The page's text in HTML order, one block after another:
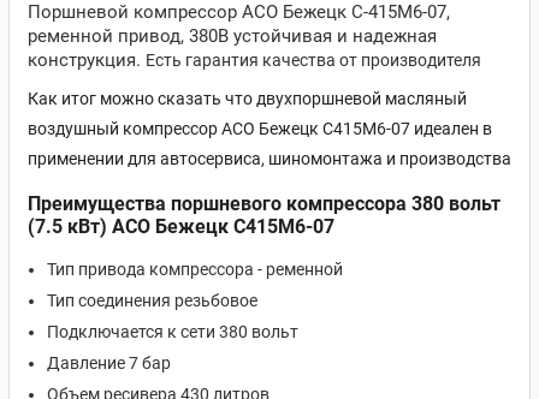
Поршневой компрессор АСО Бежецк С-415М6-07,
ременной привод, 380В устойчивая и надежная
конструкция. Есть гарантия качества от производителя
Как итог можно сказать что двухпоршневой масляный
воздушный компрессор АСО Бежецк С415М6-07 идеален в
применении для автосервиса, шиномонтажа и производства
Преимущества поршневого компрессора 380 вольт
(7.5 кВт) АСО Бежецк С415М6-07
Тип привода компрессора - ременной
Тип соединения резьбовое
Подключается к сети 380 вольт
Давление 7 бар
Объем ресивера 430 литров